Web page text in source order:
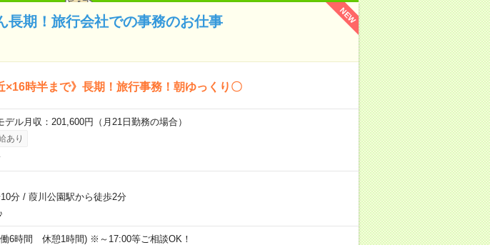
NEW
長期！旅行会社での事務のお仕事
×16時半まで》長期！旅行事務！朝ゆっくり〇
ル月収：201,600円（月21日勤務の場合）
あり
分/ 葭川公園駅から徒歩2分
6時間 休憩1時間) ※～17:00等ご相談OK！